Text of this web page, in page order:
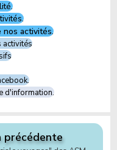
activités.
activités
d'information.